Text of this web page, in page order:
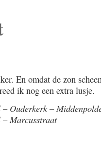
En omdat de zon
ik nog een extra lusje.
Ouderkerk –
Marcusstraat